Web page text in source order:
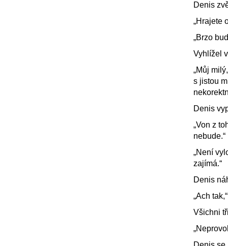
Denis
„Hrajete
„Brzo
Vyhlížel
„Můj
s jistou
Denis
„Von z
nebude.“
„Není
zajímá.“
Denis
„Ach
Všichni